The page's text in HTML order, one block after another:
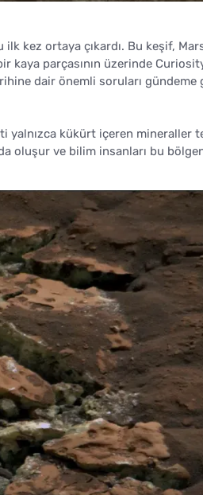
kez ortaya çıkardı. Bu keşif,
parçasının üzerinde
dair önemli soruları
yalnızca kükürt içeren mineraller
oluşur ve bilim insanları bu